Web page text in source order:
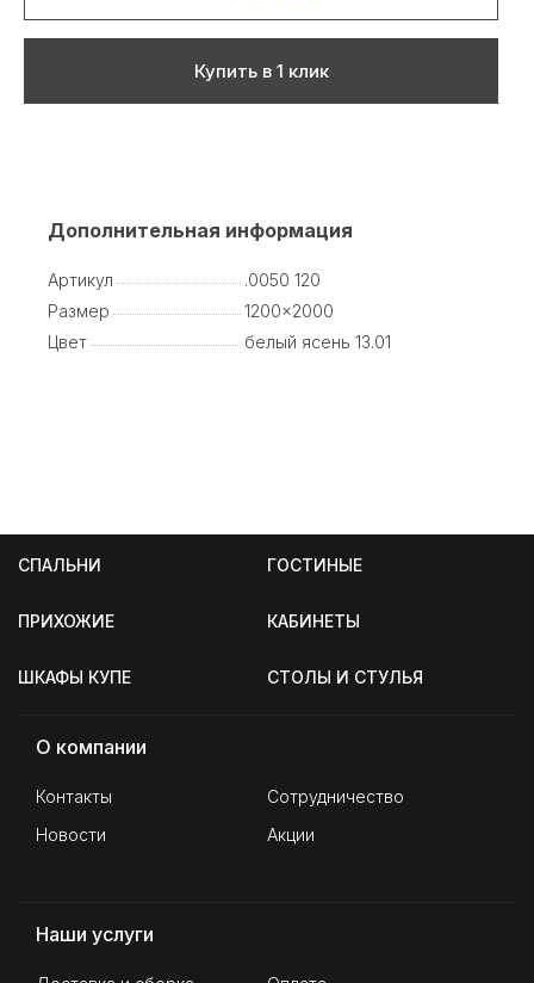
Купить в 1 клик
Дополнительная информация
Артикул
.0050 120
Размер
1200x2000
Цвет
белый ясень 13.01
СПАЛЬНИ ГОСТИНЫЕ
ПРИХОЖИЕ КАБИНЕТЫ
ШКАФЫ КУПЕ СТОЛЫ И СТУЛЬЯ
О компании
Контакты
Сотрудничество
Новости
Акции
Наши услуги